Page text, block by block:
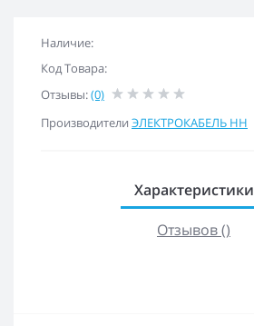
Наличие:
Код Товара:
Отзывы:(0)
Производители ЭЛЕКТРОКАБЕЛЬ НН
Характеристики
Отзывов ()